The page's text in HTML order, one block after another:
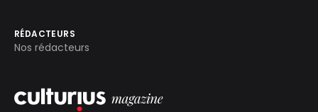
RÉDACTEURS
Nos rédacteurs